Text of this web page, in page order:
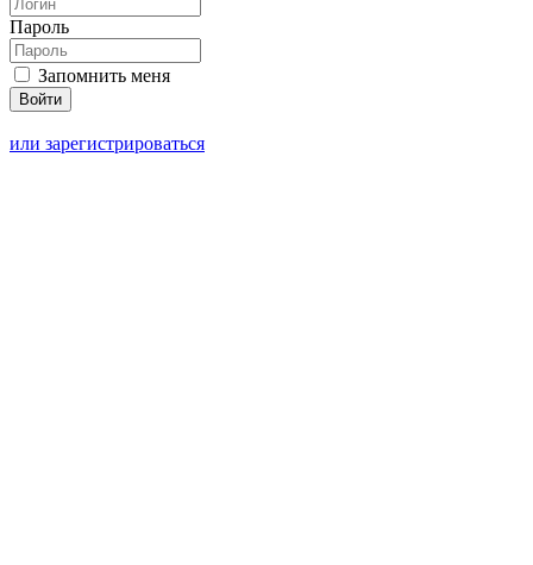
Пароль
Запомнить меня
или зарегистрироваться